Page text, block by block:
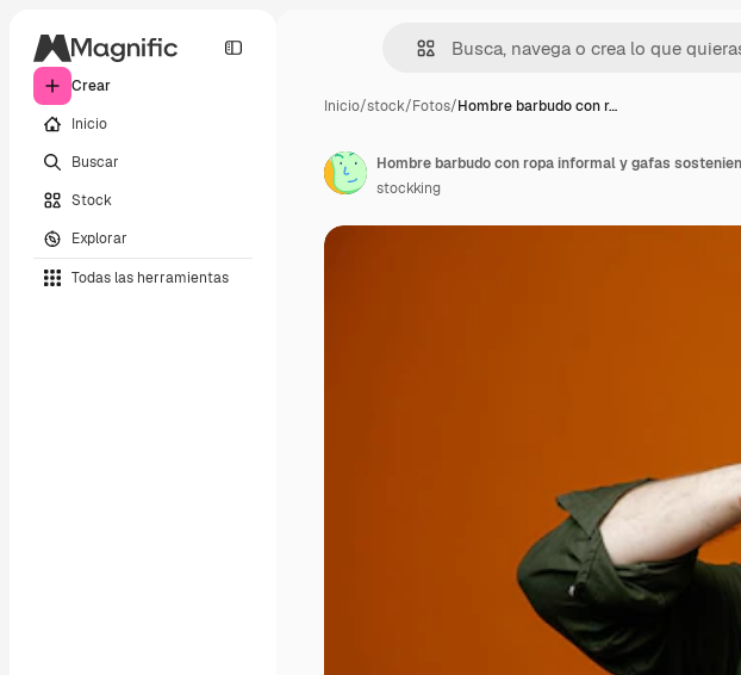
Crear
Inicio
Buscar
Stock
Explorar
Todas las herramientas
Inicio/stock/Fotos/Hombre barbudo con r…
stockking